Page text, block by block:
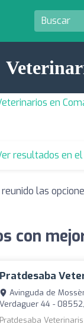
en
resultados en
reunido las
con
Pratdesaba
Avinguda de
Verdaguer 44 -
Pratdesaba